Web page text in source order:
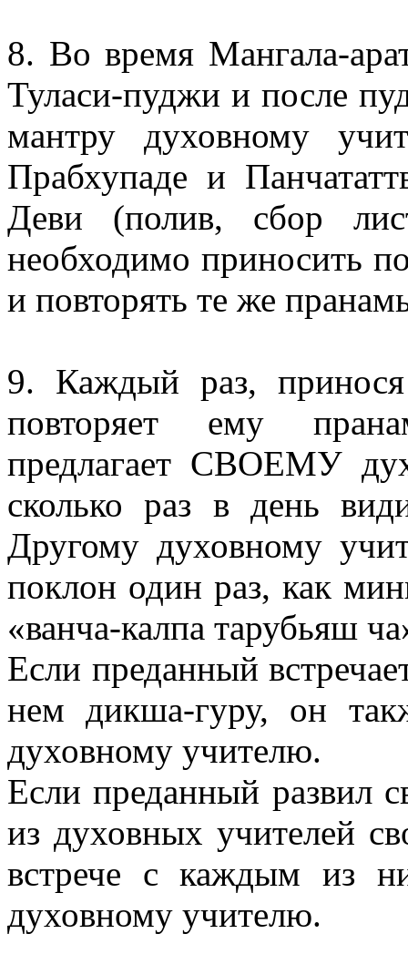
8. Во время Мангала-
Туласи-пуджи и после
мантру духовному
Прабхупаде и
Деви (полив, сбор
необходимо приносить
и повторять те же
9. Каждый раз,
повторяет ему
предлагает СВОЕМУ
сколько раз в день
Другому духовному
поклон один раз, как
«ванча-калпа тарубьяш
Если преданный
нем дикша-гуру, он
духовному учителю.
Если преданный развил
из духовных учителей
встрече с каждым из
духовному учителю.